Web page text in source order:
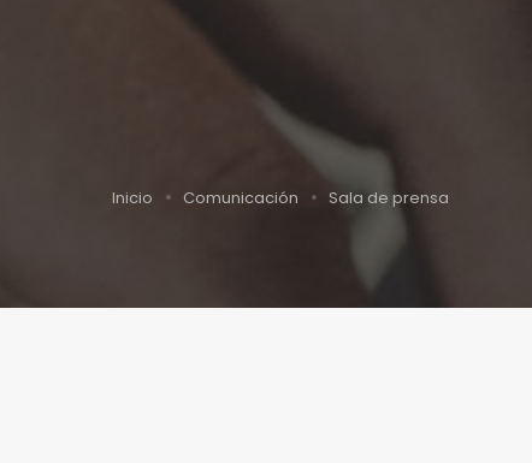
Inicio Comunicación Sala de prensa